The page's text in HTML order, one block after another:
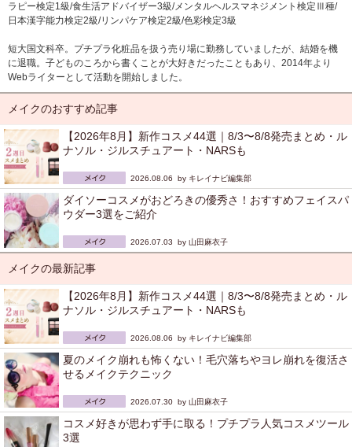
ラピー検定1級/食生活アドバイザー3級/メンタルヘルスマネジメント検定Ⅲ種/
日本漢字能力検定2級/リンパケア検定2級/色彩検定3級
短大国文科卒。プチプラ化粧品を扱う売り場に勤務していましたが、結婚を機
に退職。子どものころから書くことが大好きだったこともあり、2014年より
Webライターとして活動を開始しました。
メイクのおすすめ記事
【2026年8月】新作コスメ44選｜8/3〜8/8発売まとめ・ル
ナソル・ジルスチュアート・NARSも
2026.08.06 by キレイナビ編集部
ダイソーコスメがおどろきの優秀さ！おすすめフェイスパ
ウダー3選をご紹介
2026.07.03 by 山田麻衣子
メイクの最新記事
【2026年8月】新作コスメ44選｜8/3〜8/8発売まとめ・ル
ナソル・ジルスチュアート・NARSも
2026.08.06 by キレイナビ編集部
夏のメイク崩れも怖くない！毛穴落ちやヨレ崩れを復活さ
せるメイクテクニック
2026.07.30 by 山田麻衣子
コスメ好きが思わず手に取る！プチプラ人気コスメツール
3選